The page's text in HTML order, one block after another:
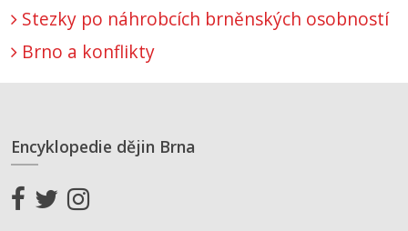
Stezky po náhrobcích brněnských osobností
Brno a konflikty
Encyklopedie dějin Brna